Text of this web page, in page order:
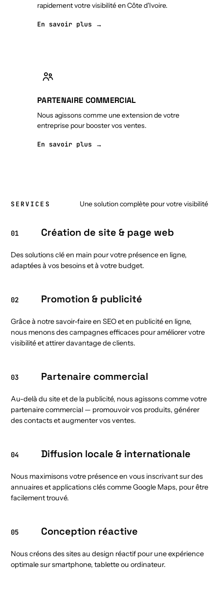
rapidement votre visibilité en Côte d'Ivoire.
En savoir plus →
PARTENAIRE COMMERCIAL
Nous agissons comme une extension de votre
entreprise pour booster vos ventes.
En savoir plus →
SERVICES Une solution complète pour votre visibilité
01 Création de site & page web
Des solutions clé en main pour votre présence en ligne,
adaptées à vos besoins et à votre budget.
02 Promotion & publicité
Grâce à notre savoir-faire en SEO et en publicité en ligne,
nous menons des campagnes efficaces pour améliorer votre
visibilité et attirer davantage de clients.
03 Partenaire commercial
Au-delà du site et de la publicité, nous agissons comme votre
partenaire commercial — promouvoir vos produits, générer
des contacts et augmenter vos ventes.
04 Diffusion locale & internationale
Nous maximisons votre présence en vous inscrivant sur des
annuaires et applications clés comme Google Maps, pour être
facilement trouvé.
05 Conception réactive
Nous créons des sites au design réactif pour une expérience
optimale sur smartphone, tablette ou ordinateur.